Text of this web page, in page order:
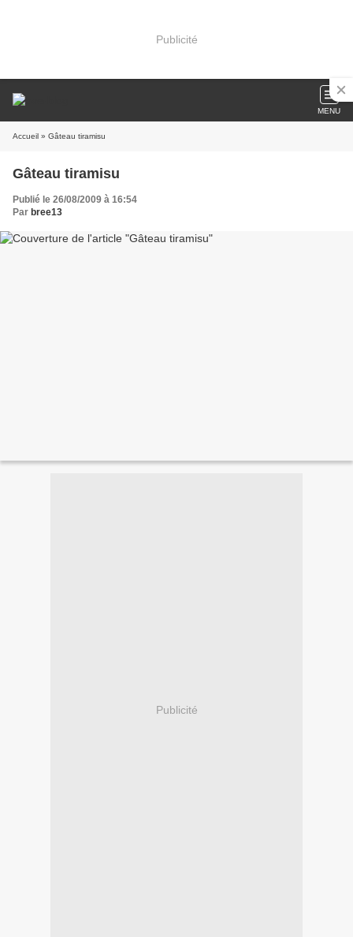
Publicité
MENU
Accueil » Gâteau tiramisu
Gâteau tiramisu
Publié le 26/08/2009 à 16:54
Par bree13
Publicité